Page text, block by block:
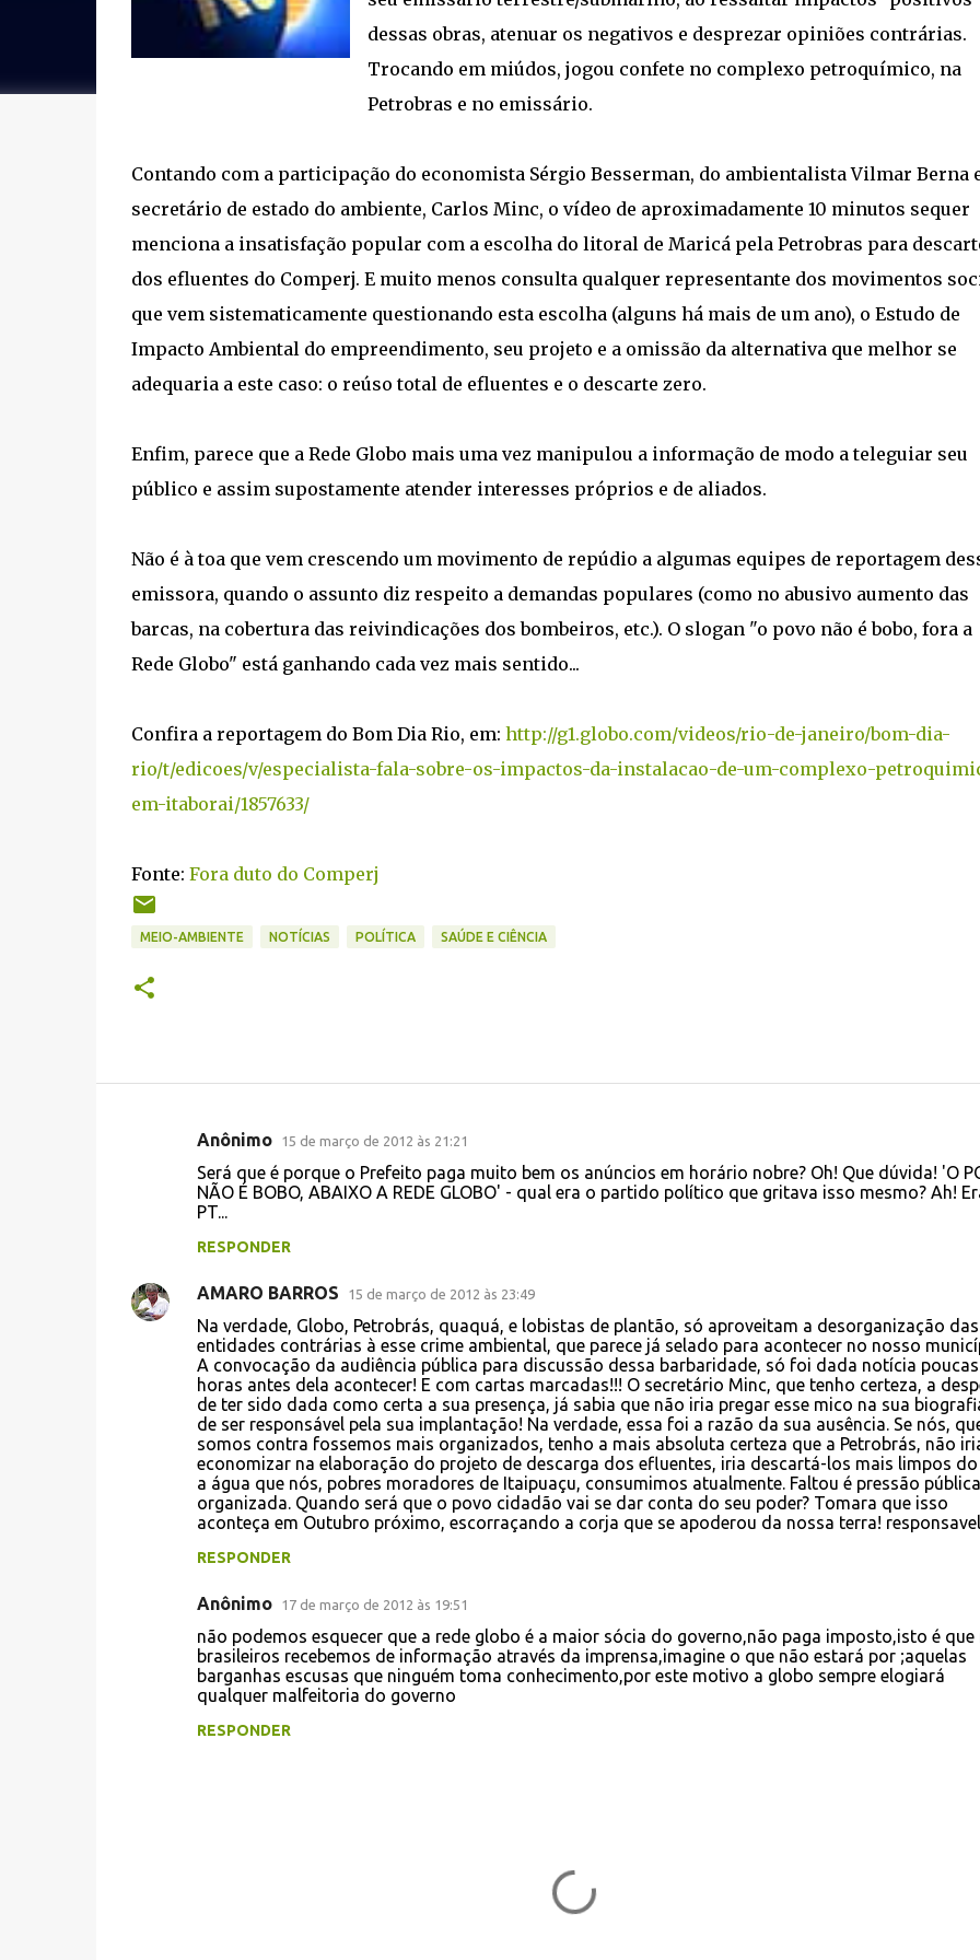
dessas obras, atenuar os negativos e desprezar opiniões contrárias.
Trocando em miúdos, jogou confete no complexo petroquímico, na
Petrobras e no emissário.
Contando com a participação do economista Sérgio Besserman, do ambientalista Vilmar Berna
secretário de estado do ambiente, Carlos Minc, o vídeo de aproximadamente 10 minutos sequer
menciona a insatisfação popular com a escolha do litoral de Maricá pela Petrobras para
dos efluentes do Comperj. E muito menos consulta qualquer representante dos movimentos
que vem sistematicamente questionando esta escolha (alguns há mais de um ano), o Estudo de
Impacto Ambiental do empreendimento, seu projeto e a omissão da alternativa que melhor se
adequaria a este caso: o reúso total de efluentes e o descarte zero.
Enfim, parece que a Rede Globo mais uma vez manipulou a informação de modo a teleguiar seu
público e assim supostamente atender interesses próprios e de aliados.
Não é à toa que vem crescendo um movimento de repúdio a algumas equipes de reportagem
emissora, quando o assunto diz respeito a demandas populares (como no abusivo aumento das
barcas, na cobertura das reivindicações dos bombeiros, etc.). O slogan "o povo não é bobo, fora a
Rede Globo" está ganhando cada vez mais sentido...
Confira a reportagem do Bom Dia Rio, em: http://g1.globo.com/videos/rio-de-janeiro/bom-dia-
rio/t/edicoes/v/especialista-fala-sobre-os-impactos-da-instalacao-de-um-complexo-
em-itaborai/1857633/
Fonte: Fora duto do Comperj
MEIO-AMBIENTE NOTÍCIAS POLÍTICA SAÚDE E CIÊNCIA
t
Anônimo 15 de março de 2012 às 21:21
Será que é porque o Prefeito paga muito bem os anúncios em horário nobre? Oh! Que dúvida! 'O
NÃO É BOBO, ABAIXO A REDE GLOBO' - qual era o partido político que gritava isso mesmo? Ah!
PT...
RESPONDER
AMARO BARROS 15 de março de 2012 às 23:49
Na verdade, Globo, Petrobrás, quaquá, e lobistas de plantão, só aproveitam a desorganização das
entidades contrárias à esse crime ambiental, que parece já selado para acontecer no nosso
A convocação da audiência pública para discussão dessa barbaridade, só foi dada notícia poucas
horas antes dela acontecer! E com cartas marcadas!!! O secretário Minc, que tenho certeza, a
de ter sido dada como certa a sua presença, já sabia que não iria pregar esse mico na sua
de ser responsável pela sua implantação! Na verdade, essa foi a razão da sua ausência. Se nós,
somos contra fossemos mais organizados, tenho a mais absoluta certeza que a Petrobrás, não
economizar na elaboração do projeto de descarga dos efluentes, iria descartá-los mais limpos do
a água que nós, pobres moradores de Itaipuaçu, consumimos atualmente. Faltou é pressão pública
organizada. Quando será que o povo cidadão vai se dar conta do seu poder? Tomara que isso
aconteça em Outubro próximo, escorraçando a corja que se apoderou da nossa terra! responsavel
RESPONDER
Anônimo 17 de março de 2012 às 19:51
não podemos esquecer que a rede globo é a maior sócia do governo,não paga imposto,isto é que
brasileiros recebemos de informação através da imprensa,imagine o que não estará por ;aquelas
barganhas escusas que ninguém toma conhecimento,por este motivo a globo sempre elogiará
qualquer malfeitoria do governo
RESPONDER